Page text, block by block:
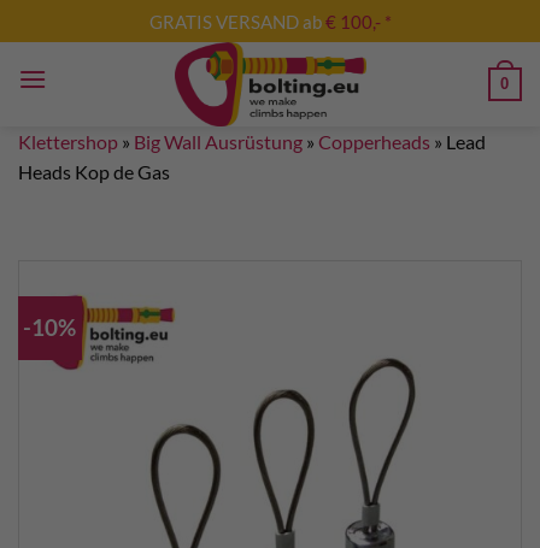
Inhalt
springen
GRATIS VERSAND ab€ 100,- *
0
Klettershop » Big Wall Ausrüstung » Copperheads » Lead
Heads Kop de Gas
-10%